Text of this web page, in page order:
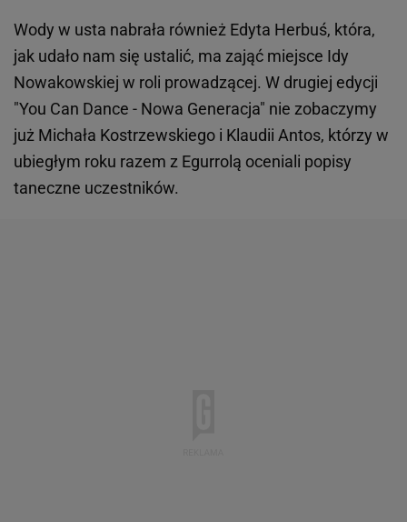
Wody w usta nabrała również Edyta Herbuś, która,
jak udało nam się ustalić, ma zająć miejsce Idy
Nowakowskiej w roli prowadzącej. W drugiej edycji
"You Can Dance - Nowa Generacja" nie zobaczymy
już Michała Kostrzewskiego i Klaudii Antos, którzy w
ubiegłym roku razem z Egurrolą oceniali popisy
taneczne uczestników.